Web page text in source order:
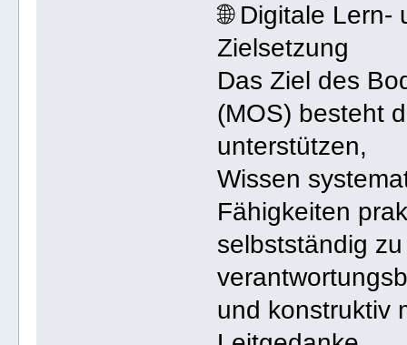
🌐 Digitale
Zielsetzung
Das Ziel des
(MOS) besteht
unterstützen,
Wissen
Fähigkeiten
selbstständig
und konstruktiv